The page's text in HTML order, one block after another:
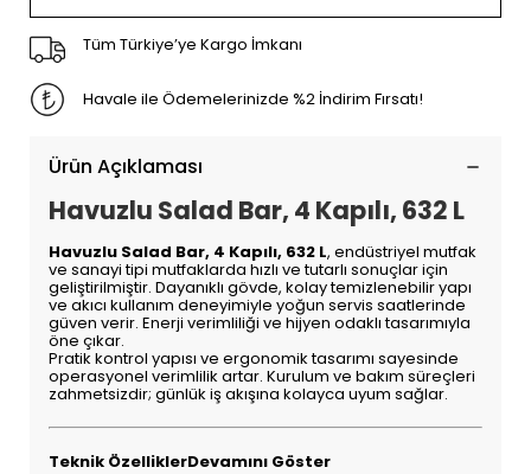
Tüm Türkiye’ye Kargo İmkanı
Havale ile Ödemelerinizde %2 İndirim Fırsatı!
Ürün Açıklaması
Havuzlu Salad Bar, 4 Kapılı, 632 L
Havuzlu Salad Bar, 4 Kapılı, 632 L, endüstriyel mutfak
ve sanayi tipi mutfaklarda hızlı ve tutarlı sonuçlar için
geliştirilmiştir. Dayanıklı gövde, kolay temizlenebilir yapı
ve akıcı kullanım deneyimiyle yoğun servis saatlerinde
güven verir. Enerji verimliliği ve hijyen odaklı tasarımıyla
öne çıkar.
Pratik kontrol yapısı ve ergonomik tasarımı sayesinde
operasyonel verimlilik artar. Kurulum ve bakım süreçleri
zahmetsizdir; günlük iş akışına kolayca uyum sağlar.
Teknik ÖzelliklerDevamını Göster